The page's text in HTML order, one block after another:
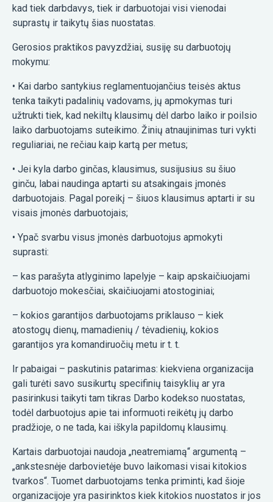
kad tiek darbdavys, tiek ir darbuotojai visi vienodai
suprastų ir taikytų šias nuostatas.
Gerosios praktikos pavyzdžiai, susiję su darbuotojų
mokymu:
• Kai darbo santykius reglamentuojančius teisės aktus
tenka taikyti padalinių vadovams, jų apmokymas turi
užtrukti tiek, kad nekiltų klausimų dėl darbo laiko ir poilsio
laiko darbuotojams suteikimo. Žinių atnaujinimas turi vykti
reguliariai, ne rečiau kaip kartą per metus;
• Jei kyla darbo ginčas, klausimus, susijusius su šiuo
ginču, labai naudinga aptarti su atsakingais įmonės
darbuotojais. Pagal poreikį – šiuos klausimus aptarti ir su
visais įmonės darbuotojais;
• Ypač svarbu visus įmonės darbuotojus apmokyti
suprasti:
– kas parašyta atlyginimo lapelyje – kaip apskaičiuojami
darbuotojo mokesčiai, skaičiuojami atostoginiai;
– kokios garantijos darbuotojams priklauso – kiek
atostogų dienų, mamadienių / tėvadienių, kokios
garantijos yra komandiruočių metu ir t. t.
Ir pabaigai – paskutinis patarimas: kiekviena organizacija
gali turėti savo susikurtų specifinių taisyklių ar yra
pasirinkusi taikyti tam tikras Darbo kodekso nuostatas,
todėl darbuotojus apie tai informuoti reikėtų jų darbo
pradžioje, o ne tada, kai iškyla papildomų klausimų.
Kartais darbuotojai naudoja „neatremiamą“ argumentą –
„ankstesnėje darbovietėje buvo laikomasi visai kitokios
tvarkos“. Tuomet darbuotojams tenka priminti, kad šioje
organizacijoje yra pasirinktos kiek kitokios nuostatos ir jos